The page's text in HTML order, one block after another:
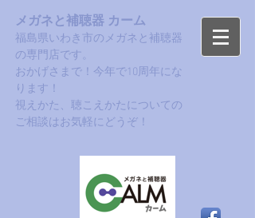
メガネと補聴器 カーム
福島県いわき市のメガネと補聴器
の専門店です。
おかげさまで！今年で10周年にな
ります！​
​視えかた、聴こえかたについての
ご相談はお気軽にどうぞ！